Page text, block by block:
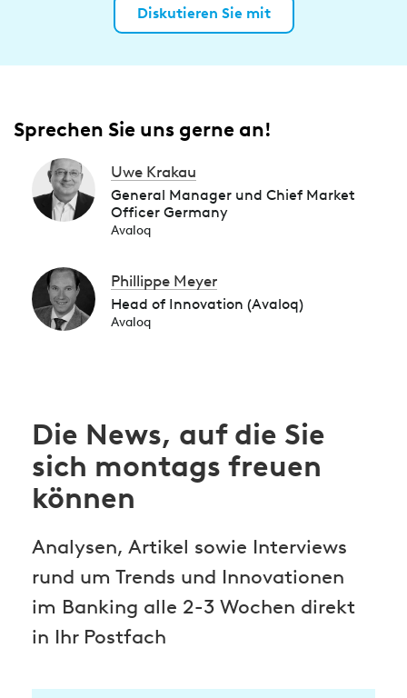
Diskutieren Sie mit
Sprechen Sie uns gerne an!
Uwe Krakau
General Manager und Chief Market
Officer Germany
Avaloq
Phillippe Meyer
Head of Innovation (Avaloq)
Avaloq
Die News, auf die Sie
sich montags freuen
können
Analysen, Artikel sowie Interviews
rund um Trends und Innovationen
im Banking alle 2-3 Wochen direkt
in Ihr Postfach